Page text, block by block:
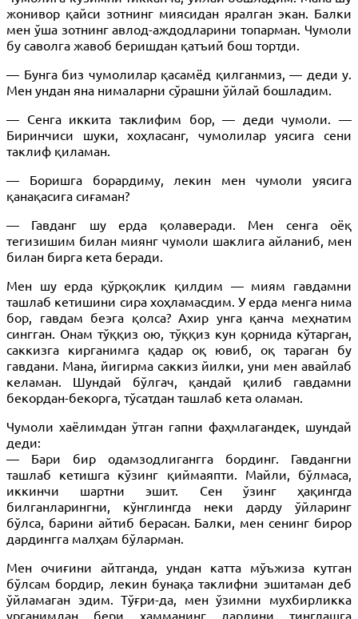
жонивор қайси зотнинг миясидан яралган экан. Балки
мен ўша зотнинг авлод-аждодларини топарман. Чумоли
бу саволга жавоб беришдан қатъий бош тортди.
— Бунга биз чумолилар қасамёд қилганмиз, — деди у.
Мен ундан яна нималарни сўрашни ўйлай бошладим.
— Сенга иккита таклифим бор, — деди чумоли. —
Биринчиси шуки, хоҳласанг, чумолилар уясига сени
таклиф қиламан.
— Боришга борардиму, лекин мен чумоли уясига
қанақасига сиғаман?
— Гавданг шу ерда қолаверади. Мен сенга оёқ
тегизишим билан миянг чумоли шаклига айланиб, мен
билан бирга кета беради.
Мен шу ерда қўрқоқлик қилдим — миям гавдамни
ташлаб кетишини сира хоҳламасдим. У ерда менга нима
бор, гавдам беэга қолса? Ахир унга қанча меҳнатим
сингган. Онам тўққиз ою, тўққиз кун қорнида кўтарган,
саккизга кирганимга қадар оқ ювиб, оқ тараган бу
гавдани. Мана, йигирма саккиз йилки, уни мен авайлаб
келаман. Шундай бўлгач, қандай қилиб гавдамни
бекордан-бекорга, тўсатдан ташлаб кета оламан.
Чумоли хаёлимдан ўтган гапни фаҳмлагандек, шундай
деди:
— Бари бир одамзодлигангга бординг. Гавдангни
ташлаб кетишга кўзинг қиймаяпти. Майли, бўлмаса,
иккинчи шартни эшит. Сен ўзинг ҳақингда
билганларингни, кўнглингда неки дарду ўйларинг
бўлса, барини айтиб берасан. Балки, мен сенинг бирор
дардингга малҳам бўларман.
Мен очиғини айтганда, ундан катта мўъжиза кутган
бўлсам бордир, лекин бунақа таклифни эшитаман деб
ўйламаган эдим. Тўғри-да, мен ўзимни мухбирликка
урганимдан бери ҳамманинг дардини тинглашга